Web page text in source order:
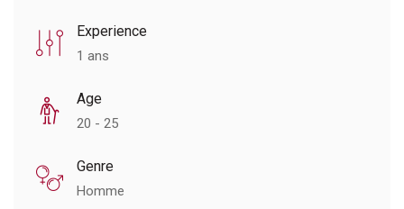
Experience
1 ans
Age
20 - 25
Genre
Homme